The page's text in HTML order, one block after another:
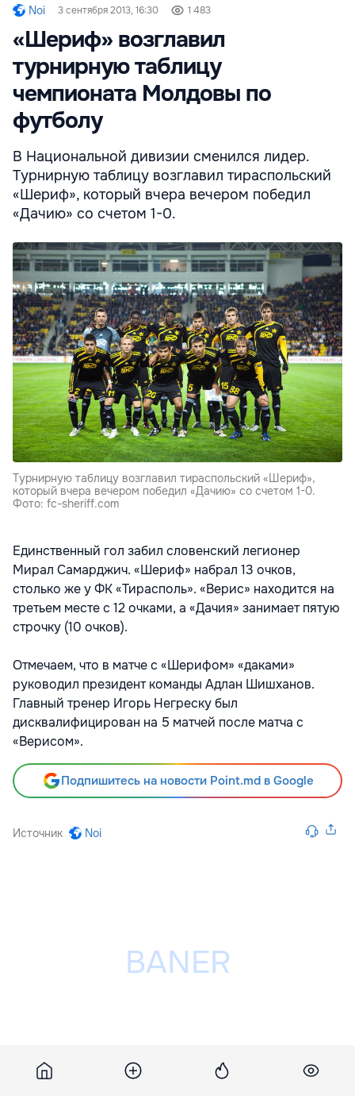
Noi 3 сентября 2013, 16:30 1 483
«Шериф» возглавил
турнирную таблицу
чемпионата Молдовы по
футболу
В Национальной дивизии сменился лидер.
Турнирную таблицу возглавил тираспольский
«Шериф», который вчера вечером победил
«Дачию» со счетом 1-0.
Турнирную таблицу возглавил тираспольский «Шериф»,
который вчера вечером победил «Дачию» со счетом 1-0.
Фото: fc-sheriff.com
Единственный гол забил словенский легионер
Мирал Самарджич. «Шериф» набрал 13 очков,
столько же у ФК «Тирасполь». «Верис» находится на
третьем месте с 12 очками, а «Дачия» занимает пятую
строчку (10 очков).
Отмечаем, что в матче с «Шерифом» «даками»
руководил президент команды Адлан Шишханов.
Главный тренер Игорь Негреску был
дисквалифицирован на 5 матчей после матча с
«Верисом».
Подпишитесь на новости Point.md в Google
Источник Noi
Разместить рекламу на сайте